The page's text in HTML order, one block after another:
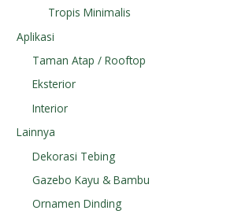
Tropis Minimalis
Aplikasi
Taman Atap / Rooftop
Eksterior
Interior
Lainnya
Dekorasi Tebing
Gazebo Kayu & Bambu
Ornamen Dinding